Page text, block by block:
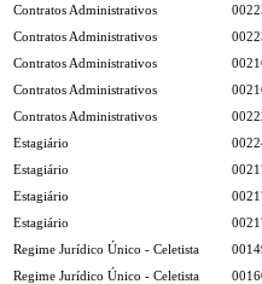
Contratos Administrativos
Contratos Administrativos
Contratos Administrativos
Contratos Administrativos
Contratos Administrativos
Estagiário
Estagiário
Estagiário
Estagiário
Regime Jurídico Único - Celetista
Regime Jurídico Único - Celetista